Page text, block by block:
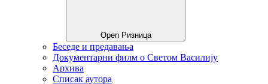
Open Ризница
Беседе и предавања
Документарни филм о Светом Василију
Архива
Списак аутора